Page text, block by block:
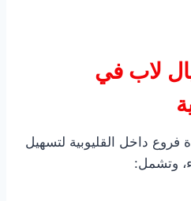
لاب في
داخل القليوبية لتسهيل
وتشمل: